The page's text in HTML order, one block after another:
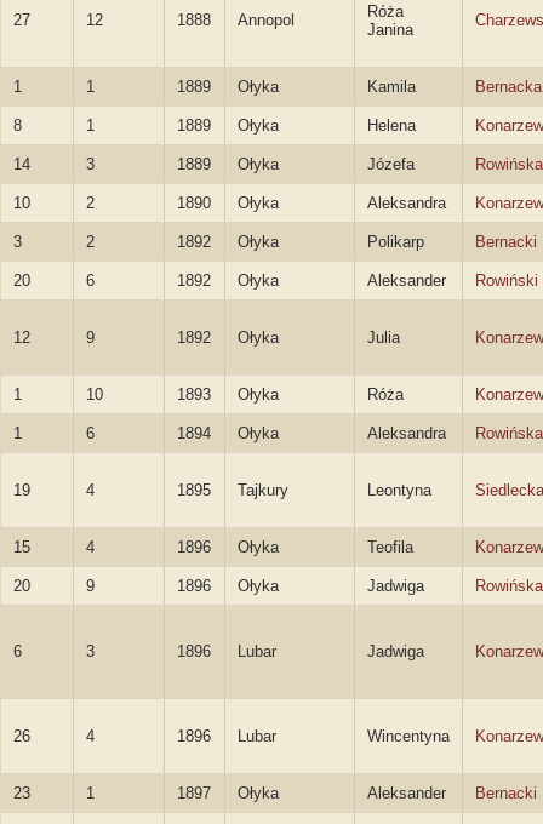
27 12 1888 Annopol
Róża
Janina
1 1 1889 Ołyka Kamila Bernacka
8 1 1889 Ołyka Helena
14 3 1889 Ołyka Józefa Rowińska
10 2 1890 Ołyka Aleksandra
3 2 1892 Ołyka Polikarp Bernacki
20 6 1892 Ołyka Aleksander Rowiński
12 9 1892 Ołyka Julia
1 10 1893 Ołyka Róża
1 6 1894 Ołyka Aleksandra Rowińska
19 4 1895 Tajkury Leontyna Siedlecka
15 4 1896 Ołyka Teofila
20 9 1896 Ołyka Jadwiga Rowińska
6 3 1896 Lubar Jadwiga
26 4 1896 Lubar Wincentyna
23 1 1897 Ołyka Aleksander Bernacki